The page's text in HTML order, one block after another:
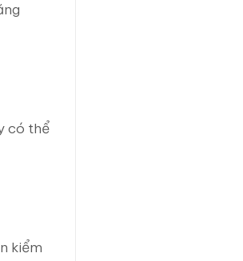
có thể
kiểm